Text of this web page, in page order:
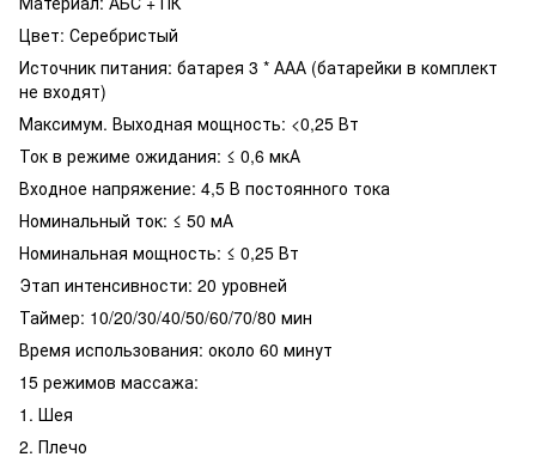
Цвет: Серебристый
Источник питания: батарея 3 * ААА (батарейки в комплект
не входят)
Максимум. Выходная мощность: <0,25 Вт
Ток в режиме ожидания: ≤ 0,6 мкА
Входное напряжение: 4,5 В постоянного тока
Номинальный ток: ≤ 50 мА
Номинальная мощность: ≤ 0,25 Вт
Этап интенсивности: 20 уровней
Таймер: 10/20/30/40/50/60/70/80 мин
Время использования: около 60 минут
15 режимов массажа:
1. Шея
2. Плечо